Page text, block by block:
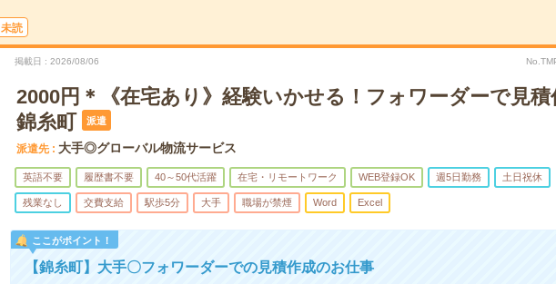
未読
掲載日 2026/08/06
2000円＊《在宅あり》経験いかせる！フォワーダーで見積
錦糸町
派遣
派遣先 大手◎グローバル物流サービス
英語不要 履歴書不要 40～50代活躍 在宅・リモートワーク WEB登録OK 週5日勤務 土日祝休
残業なし 交費支給 駅歩5分 大手 職場が禁煙 Word Excel
ここがポイント！
【錦糸町】大手〇フォワーダーでの見積作成のお仕事